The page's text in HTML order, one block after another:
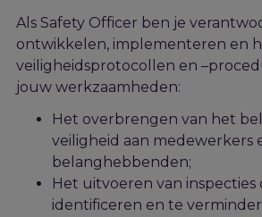
Als Safety Officer ben je
ontwikkelen, implementeren en
veiligheidsprotocollen en
jouw werkzaamheden:
Het overbrengen van het
veiligheid aan medewerkers
belanghebbenden;
Het uitvoeren van inspecties
identificeren en te